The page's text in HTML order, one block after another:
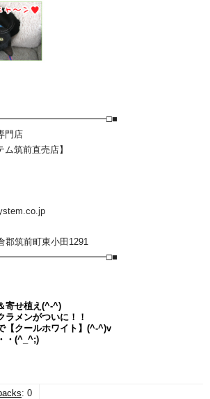
門店
ム筑前直売店】
筑前町東小田1291
寄せ植え(^-^)
ラメンがついに！！
【クールホワイト】(^-^)v
・(^_^;)
: 0